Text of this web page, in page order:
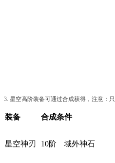
3. 星空高阶装备可通过合成获得，注意：
装备 合成条件
星空神刃 10阶 域外神石